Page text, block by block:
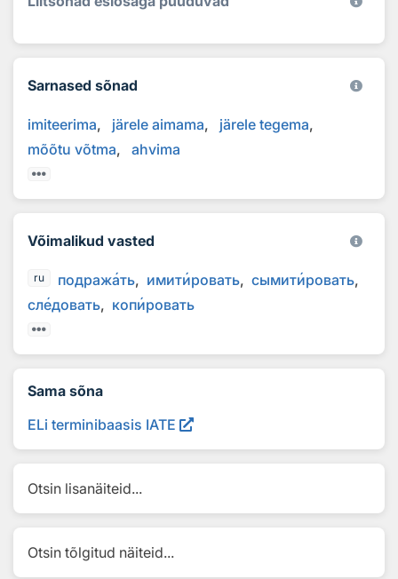
Sarnased sõnad
imiteerima järele aimama
järele tegema
mõõtu võtma
ahvima
Võimalikud vasted
ru подражать имитировать сымитировать
следовать копировать
Sama sõna
ELi terminibaasis IATE
Otsin lisanäiteid...
Otsin tõlgitud näiteid...